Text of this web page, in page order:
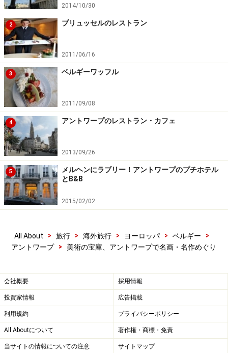
■Rubenshuis （ルーベンスハウス）
住所：Wapper 9-11, 2000 Antwerpen
TEL:+32 (0)3 201 15 55
入場時間：火～日10:00-17:00（最終入場時間16:30ま
で）
入場料：大人：8ユーロ、65歳以上・学生：6ユーロ、12
歳未満無料
※毎月最終水曜日は無料
ニコラス・ロコックス邸
当時のブルジョワ層の生活を想わせるロコックス邸
ニコラス・ロコックス氏。彼は、画家ルーベンスの親し
クスが暮らした家を、財産目録を手がかりに修復・再現
したのがこの博物館です。芸術作品の鑑賞もさることな
がら、奥へ奥へと続く家屋やひっそりと美しい中庭を訪
れると、当時のブルジョワ階級の住宅やその生活の様子
にタイムスリップすることができます。
2014/10/30
2 ブリュッセルのレストラン
2011/06/16
3 ベルギーワッフル
2011/09/08
4 アントワープのレストラン・カフェ
2013/09/26
5
メルヘンにラブリー！アントワープのプチホテル
とB&B
2015/02/02
All About > 旅行 > 海外旅行 > ヨーロッパ > ベルギー
>
アントワープ
> 美術の宝庫、アントワープで名画・名作めぐり
会社概要 採用情報
投資家情報 広告掲載
利用規約 プライバシーポリシー
All Aboutについて 著作権・商標・免責
当サイトの情報についての注意 サイトマップ